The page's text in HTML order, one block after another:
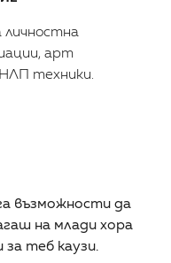
арт
техники.
възможности да
на млади хора
за теб каузи.